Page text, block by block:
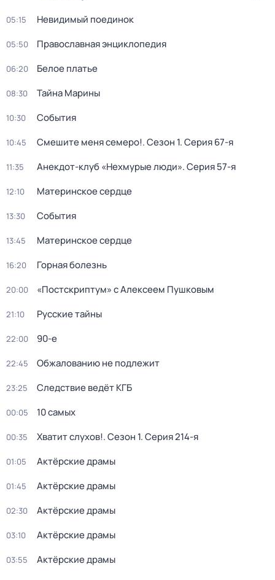
05:15 Невидимый поединок
05:50 Православная энциклопедия
06:20 Белое платье
08:30 Тайна Марины
10:30 События
10:45 Смешите меня семеро!. Сезон 1. Серия 67-я
11:35 Анекдот-клуб «Нехмурые люди». Серия 57-я
12:10 Материнское сердце
13:30 События
13:45 Материнское сердце
16:20 Горная болезнь
20:00 «Постскриптум» с Алексеем Пушковым
21:10 Русские тайны
22:00 90-е
22:45 Обжалованию не подлежит
23:25 Следствие ведёт КГБ
00:05 10 самых
00:35 Хватит слухов!. Сезон 1. Серия 214-я
01:05 Актёрские драмы
01:45 Актёрские драмы
02:30 Актёрские драмы
03:10 Актёрские драмы
03:55 Актёрские драмы